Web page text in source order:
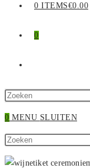
0 ITEMS€0.00
0
ZOEKEN
0 MENU SLUITEN
Zoek
op